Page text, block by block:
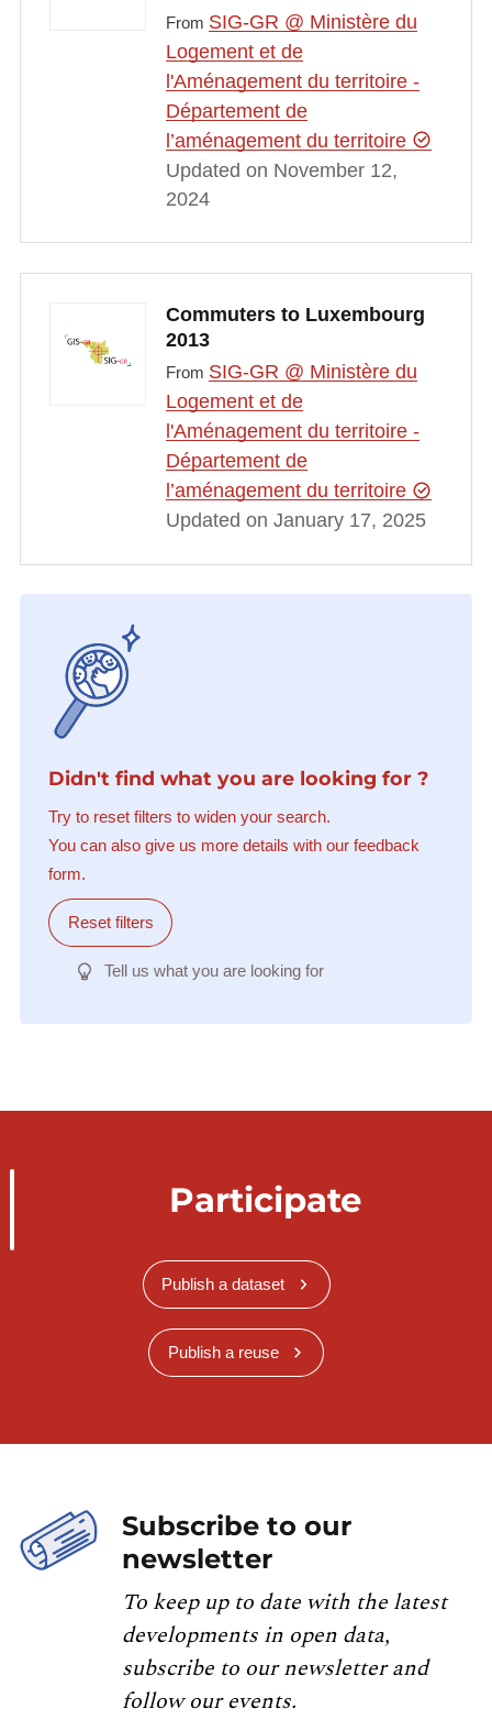
From SIG-GR @ Ministère du
Logement et de
l'Aménagement du territoire -
Département de
l’aménagement du territoire
Updated on November 12,
2024
Commuters to Luxembourg
2013
From SIG-GR @ Ministère du
Logement et de
l'Aménagement du territoire -
Département de
l’aménagement du territoire
Updated on January 17, 2025
Didn't find what you are looking for ?
Try to reset filters to widen your search.
You can also give us more details with our feedback
form.
Reset filters
Tell us what you are looking for
Participate
Publish a dataset
Publish a reuse
Subscribe to our
newsletter
To keep up to date with the latest
developments in open data,
subscribe to our newsletter and
follow our events.